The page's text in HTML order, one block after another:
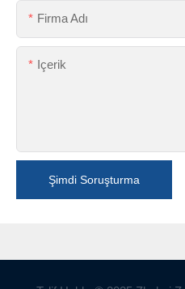
Firma Adı
Içerik
Şimdi Soruşturma